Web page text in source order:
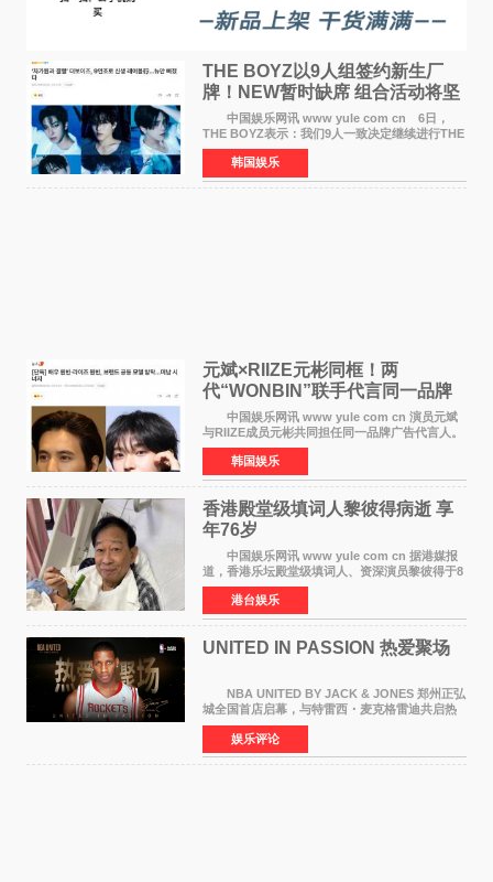
THE BOYZ以9人组签约新生厂
牌！NEW暂时缺席 组合活动将坚
定不移继续
中国娱乐网讯 www yule com cn 6日，
THE BOYZ表示：我们9人一致决定继续进行THE
BOYZ组合活动，并且已经完成了组合团体活动
签约。目前正在新生厂牌下进行活动准备。尚未
离开THE BOYZ原所
韩国娱乐
元斌×RIIZE元彬同框！两
代“WONBIN”联手代言同一品牌
颜值天花板合体
中国娱乐网讯 www yule com cn 演员元斌
与RIIZE成员元彬共同担任同一品牌广告代言人。
6日据独家报道，继演员元斌之后，RIIZE元彬最
近也被选为某在线中介平台A公司的共同广告代言
人，两人将作
韩国娱乐
香港殿堂级填词人黎彼得病逝 享
年76岁​
中国娱乐网讯 www yule com cn 据港媒报
道，香港乐坛殿堂级填词人、资深演员黎彼得于8
月5日上午因病离世，终年76岁。好友钟志光透
露，黎彼得今年3月中风后便卧床休养，身体机能
持续衰退，最
港台娱乐
UNITED IN PASSION 热爱聚场
NBA UNITED BY JACK & JONES 郑州正弘
城全国首店启幕，与特雷西・麦克格雷迪共启热
爱 2026 年7 月21 日，
NBAUNITEDBYJACK&JONES 全国首店，于郑
州正弘城正式启幕。NBA 传奇球星
娱乐评论